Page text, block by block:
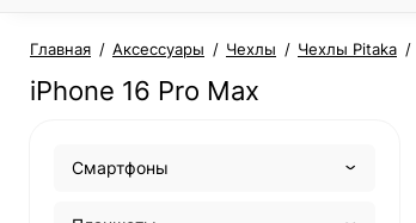
Главная Аксессуары Чехлы Чехлы Pitaka
iPhone 16 Pro Max
Смартфоны